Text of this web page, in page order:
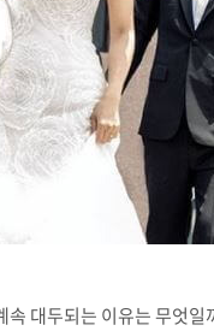
속 대두되는 이유는 무엇일